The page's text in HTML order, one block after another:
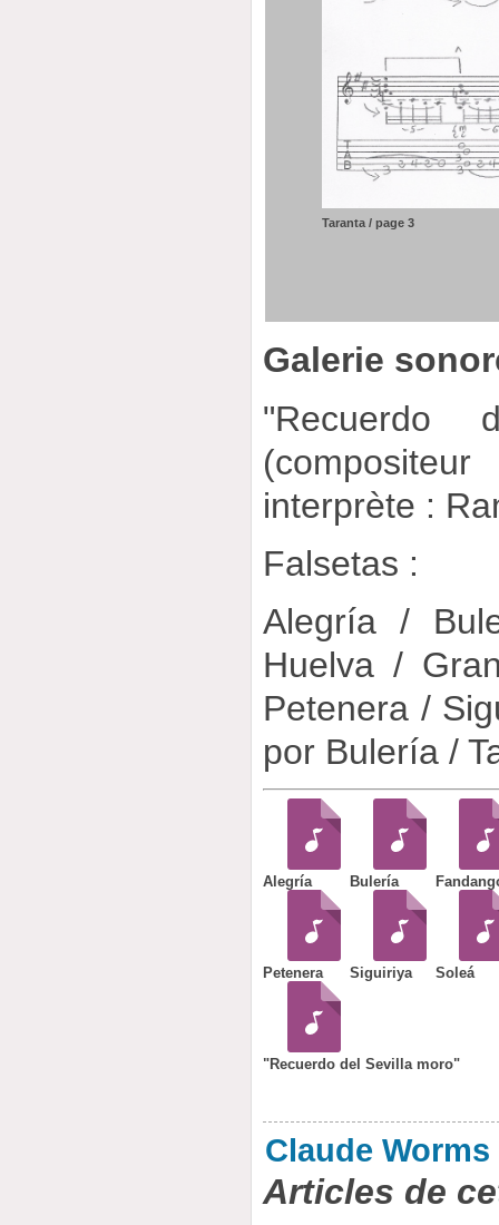
Taranta / page 3
Galerie
"Recuerdo
interprète :
Falsetas :
Alegría /
Huelva /
Petenera /
por Bulería /
Alegría Bulería
Petenera Siguiriya Soleá
"Recuerdo del Sevilla moro"
Claude Worms
Articles de